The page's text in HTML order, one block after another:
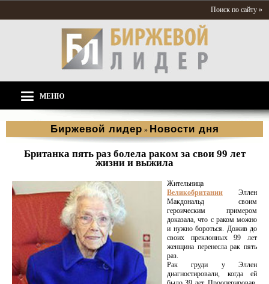
Поиск по сайту »
МЕНЮ
Биржевой лидер » Новости дня
Британка пять раз болела раком за свои 99 лет
жизни и выжила
Жительница
Великобритании Эллен
Макдональд своим
героическим примером
доказала, что с раком можно
и нужно бороться. Дожив до
своих преклонных 99 лет
женщина перенесла рак пять
раз.
Рак груди у Эллен
диагностировали, когда ей